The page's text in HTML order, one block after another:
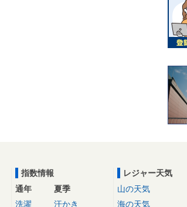
指数情報
通年
洗濯
夏季
汗かき
レジャー天気
山の天気
海の天気